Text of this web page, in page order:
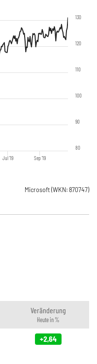
Jul '19 Sep '19
80
90
100
110
120
130
Microsoft (WKN: 870747)
Veränderung
Heute in %
+2,64